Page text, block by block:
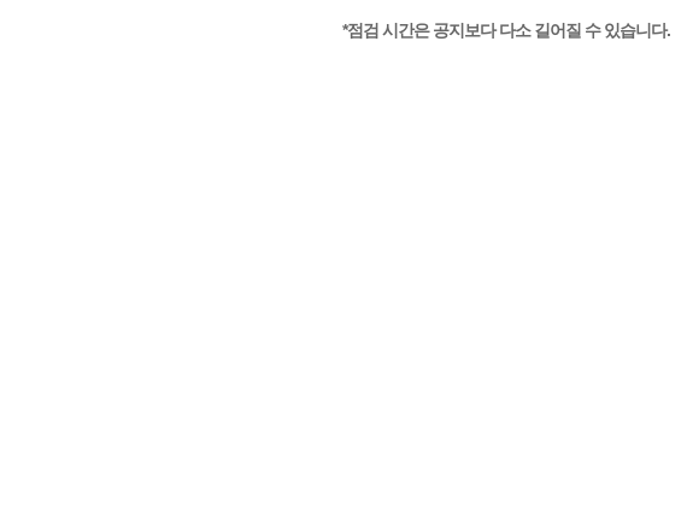
*점검 시간은 공지보다 다소 길어질 수 있습니다.